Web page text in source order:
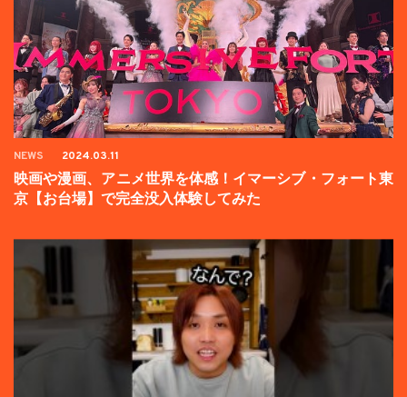
NEWS 2024.03.11
映画や漫画、アニメ世界を体感！イマーシブ・フォート東
京【お台場】で完全没入体験してみた